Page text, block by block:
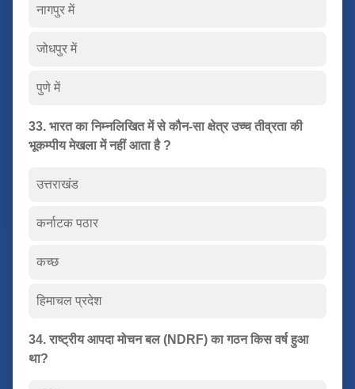
नागपुर में
जोधपुर में
पुणे में
33. भारत का निम्नलिखित में से कौन-सा क्षेत्र उच्च तीव्रता की
भूकम्पीय मेखला में नहीं आता है ?
उत्तराखंड
कर्नाटक पठार
कच्छ
हिमाचल प्रदेश
34. राष्ट्रीय आपदा मोचन बल (NDRF) का गठन किस वर्ष हुआ
था?